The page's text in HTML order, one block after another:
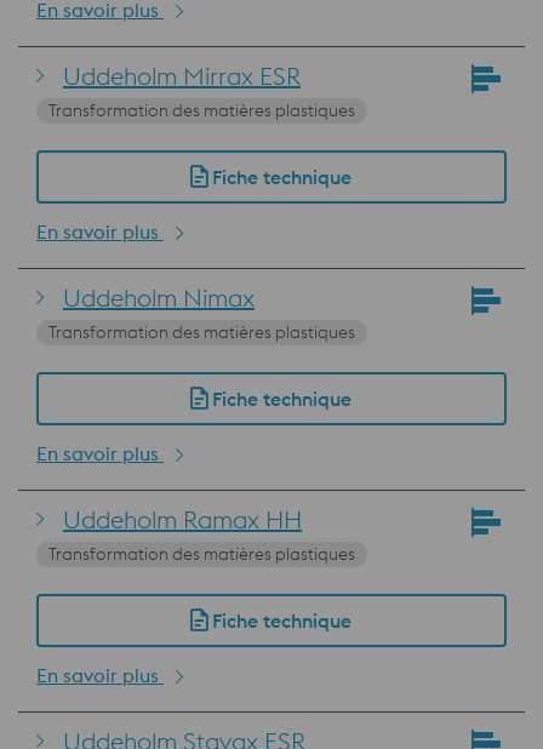
En savoir plus
Uddeholm Mirrax ESR
Transformation des matières plastiques
Fiche technique
En savoir plus
Uddeholm Nimax
Transformation des matières plastiques
Fiche technique
En savoir plus
Uddeholm Ramax HH
Transformation des matières plastiques
Fiche technique
En savoir plus
Uddeholm Stavax ESR